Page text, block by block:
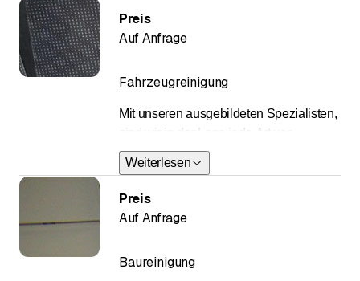
den Wünschen unserer Kunden.
Fahrzeugreinigung
Mit unseren ausgebildeten Spezialisten,
sind wir in der Lage jede Art von
Fahrzeug gründlich und sauber zu
reinigen.
Weiterlesen
Preis
Auf Anfrage
Baureinigung
Preis
Auf Anfrage